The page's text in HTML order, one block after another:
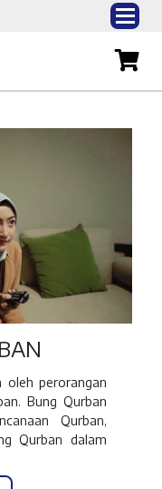
oleh perorangan
Bung Qurban
Qurban,
Qurban dalam